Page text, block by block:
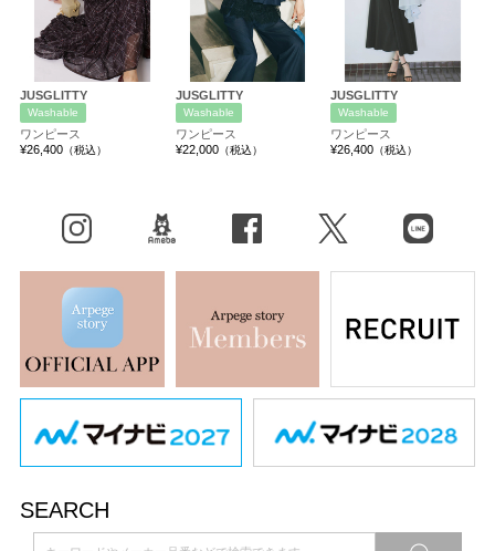
JUSGLITTY
Washable
ワンピース
¥26,400（税込）
JUSGLITTY
Washable
ワンピース
¥22,000（税込）
JUSGLITTY
Washable
ワンピース
¥26,400 （税込）
X（旧Twitter） LINE
SEARCH